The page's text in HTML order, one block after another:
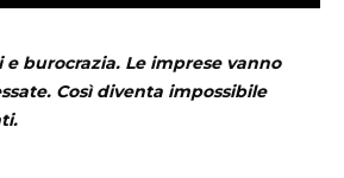
e burocrazia. Le imprese vanno
Così diventa impossibile